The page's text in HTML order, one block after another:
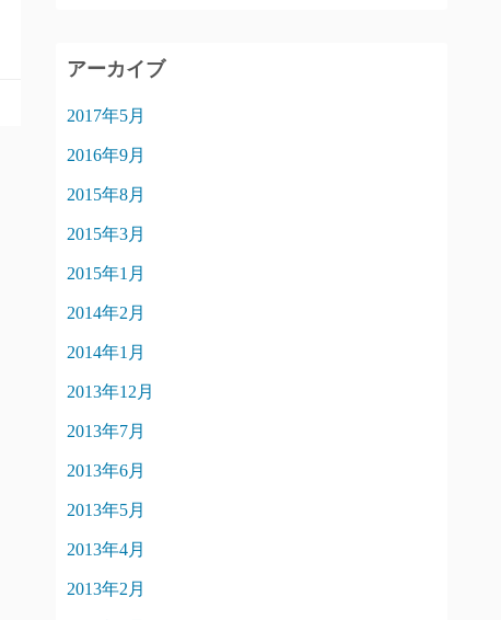
アーカイブ
2017年5月
2016年9月
2015年8月
2015年3月
2015年1月
2014年2月
2014年1月
2013年12月
2013年7月
2013年6月
2013年5月
2013年4月
2013年2月